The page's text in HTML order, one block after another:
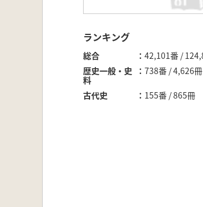
ランキング
総合
42,101番 /
歴史一般・史
料
738番 / 4,626冊
古代史 155番 / 865冊